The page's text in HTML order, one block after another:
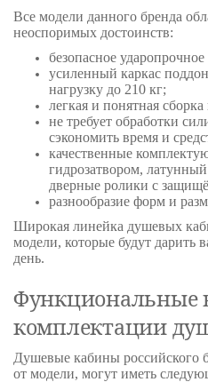
Все модели данного бренда
неоспоримых достоинств:
безопасное ударопрочное
усиленный каркас
нагрузку до 210 кг;
легкая и понятная сборка
не требует обработки
сэкономить время и
качественные
гидрозатвором,
дверные ролики с
разнообразие форм и
Широкая линейка душевых
модели, которые будут дарить
день.
Функциональные
комплектации
Душевые кабины российского
от модели, могут иметь